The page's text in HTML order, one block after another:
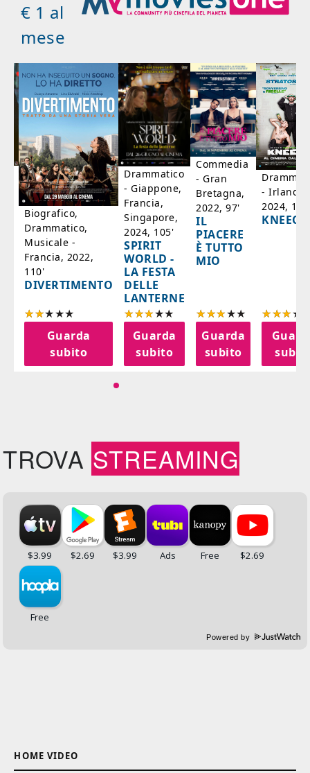
€ 1 al
mese
Biografico,
Drammatico,
Musicale -
Francia, 2022,
110'
DIVERTIMENTO
Guarda
subito
Drammatico
- Giappone,
Francia,
Singapore,
2024, 105'
SPIRIT
WORLD -
LA FESTA
DELLE
LANTERNE
Guarda
subito
Commedia
- Gran
Bretagna,
2022, 97'
IL
PIACERE
È TUTTO
MIO
Guarda
subito
- Irlanda,
2024,
TROVA STREAMING
Powered by
HOME VIDEO